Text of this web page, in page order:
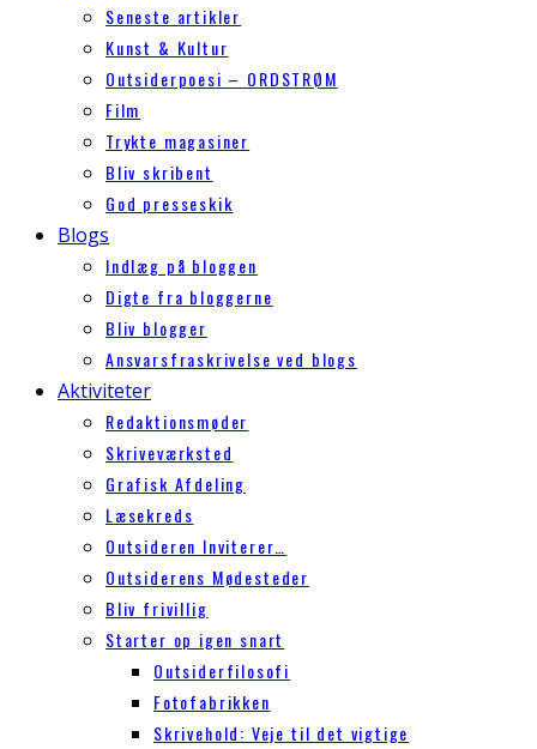
Seneste artikler
Kunst & Kultur
Outsiderpoesi – ORDSTRØM
Film
Trykte magasiner
Bliv skribent
God presseskik
Blogs
Indlæg på bloggen
Digte fra bloggerne
Bliv blogger
Ansvarsfraskrivelse ved blogs
Aktiviteter
Redaktionsmøder
Skriveværksted
Grafisk Afdeling
Læsekreds
Outsideren Inviterer…
Outsiderens Mødesteder
Bliv frivillig
Starter op igen snart
Outsiderfilosofi
Fotofabrikken
Skrivehold: Veje til det vigtige